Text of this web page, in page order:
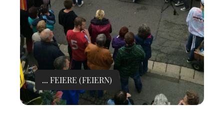
... FEIERE (FEIERN)